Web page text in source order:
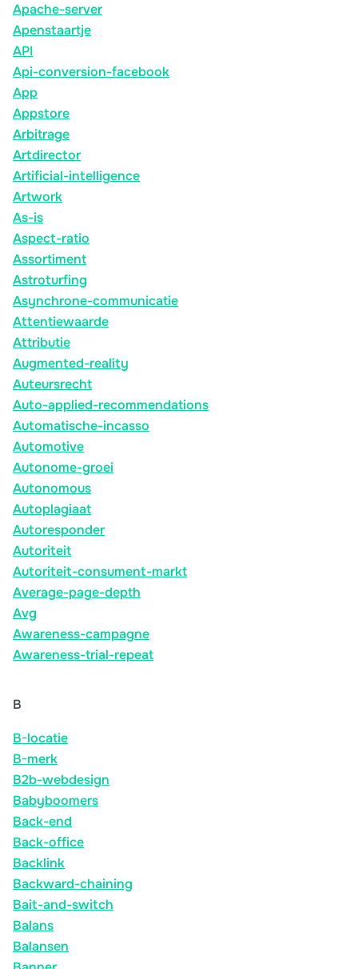
Apache-server
Apenstaartje
API
Api-conversion-facebook
App
Appstore
Arbitrage
Artdirector
Artificial-intelligence
Artwork
As-is
Aspect-ratio
Assortiment
Astroturfing
Asynchrone-communicatie
Attentiewaarde
Attributie
Augmented-reality
Auteursrecht
Auto-applied-recommendations
Automatische-incasso
Automotive
Autonome-groei
Autonomous
Autoplagiaat
Autoresponder
Autoriteit
Autoriteit-consument-markt
Average-page-depth
Avg
Awareness-campagne
Awareness-trial-repeat
B
B-locatie
B-merk
B2b-webdesign
Babyboomers
Back-end
Back-office
Backlink
Backward-chaining
Bait-and-switch
Balans
Balansen